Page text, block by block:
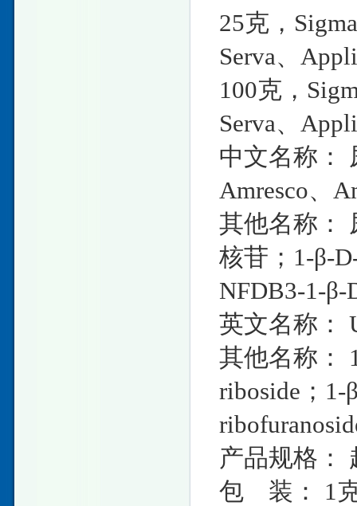
25克，
Serva、
100克，
Serva、
中文名称：
Amresco、
其他名称：
核苷；1-β-
NFDB3-1-
英文名称：
其他名称：
riboside；1-
产品规格：
包 装： 1